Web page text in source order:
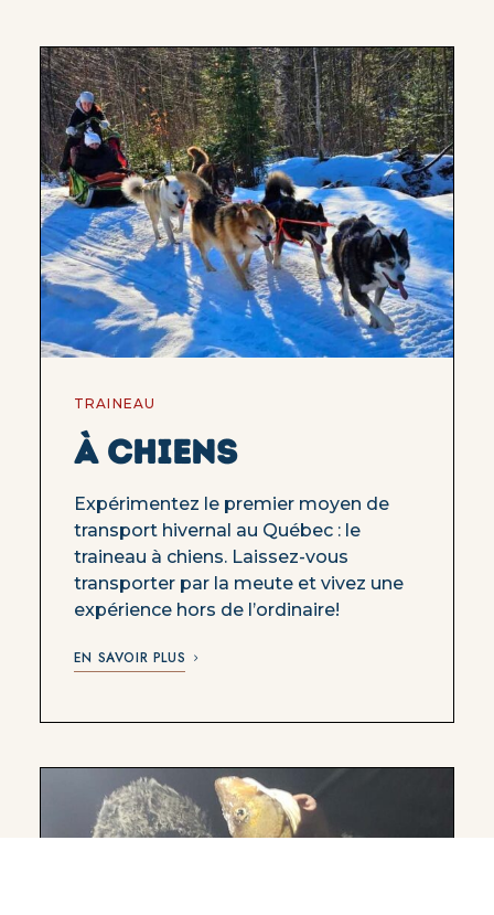
TRAINEAU
À CHIENS
Expérimentez le premier moyen de
transport hivernal au Québec : le
traineau à chiens. Laissez-vous
transporter par la meute et vivez une
expérience hors de l’ordinaire!
EN SAVOIR PLUS